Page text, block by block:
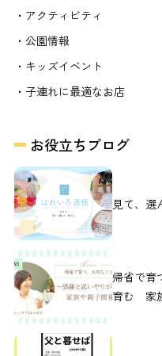
・アクティビティ
・公園情報
・キッズイベント
・子連れに最適なお店
お役立ちブログ
見て、選
帰省で育
育む 家